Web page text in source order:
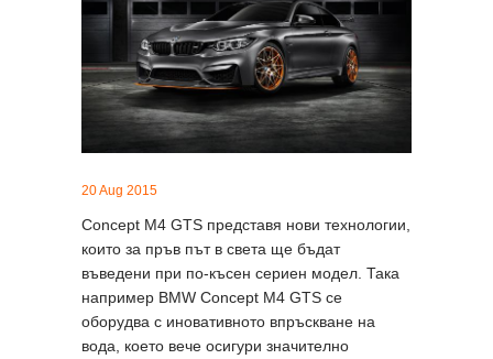
20 Aug 2015
Concept M4 GTS представя нови технологии,
които за пръв път в света ще бъдат
въведени при по-късен сериен модел. Така
например BMW Concept M4 GTS се
оборудва с иновативното впръскване на
вода, което вече осигури значително